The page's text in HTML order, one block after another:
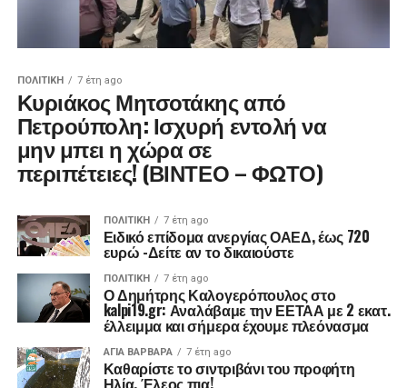
ΠΟΛΙΤΙΚΉ 7 έτη ago
Κυριάκος Μητσοτάκης από
Πετρούπολη: Ισχυρή εντολή να
μην μπει η χώρα σε
περιπέτειες! (ΒΙΝΤΕΟ – ΦΩΤΟ)
ΠΟΛΙΤΙΚΉ 7 έτη ago
Ειδικό επίδομα ανεργίας ΟΑΕΔ, έως 720
ευρώ -Δείτε αν το δικαιούστε
ΠΟΛΙΤΙΚΉ 7 έτη ago
Ο Δημήτρης Καλογερόπουλος στο
kalpi19.gr: Αναλάβαμε την ΕΕΤΑΑ με 2 εκατ.
έλλειμμα και σήμερα έχουμε πλεόνασμα
ΑΓΙΑ ΒΑΡΒΑΡΑ 7 έτη ago
Καθαρίστε το σιντριβάνι του προφήτη